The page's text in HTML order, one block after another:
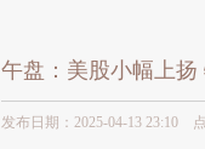
午盘：美股小幅上
发布日期：2025-04-13 23:10